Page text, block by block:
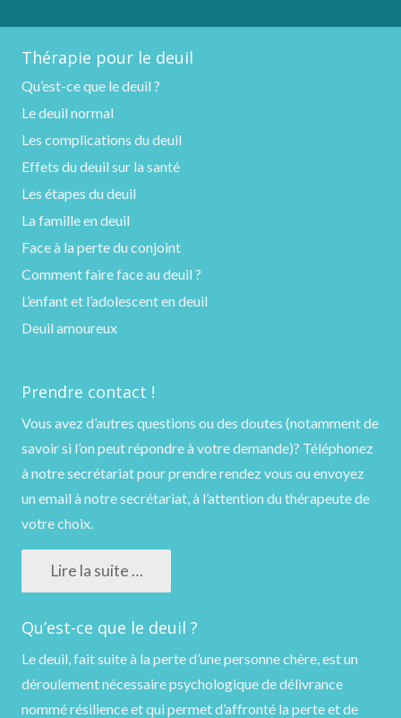
Thérapie pour le deuil
Qu’est-ce que le deuil ?
Le deuil normal
Les complications du deuil
Effets du deuil sur la santé
Les étapes du deuil
La famille en deuil
Face à la perte du conjoint
Comment faire face au deuil ?
L’enfant et l’adolescent en deuil
Deuil amoureux
Prendre contact !
Vous avez d’autres questions ou des doutes (notamment de
savoir si l’on peut répondre à votre demande)? Téléphonez
à notre secrétariat pour prendre rendez vous ou envoyez
un email à notre secrétariat, à l’attention du thérapeute de
votre choix.
Lire la suite …
Qu’est-ce que le deuil ?
Le deuil, fait suite à la perte d’une personne chère, est un
déroulement nécessaire psychologique de délivrance
nommé résilience et qui permet d’affronté la perte et de